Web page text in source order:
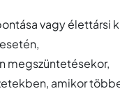
vagy élettársi
megszüntetésekor,
amikor